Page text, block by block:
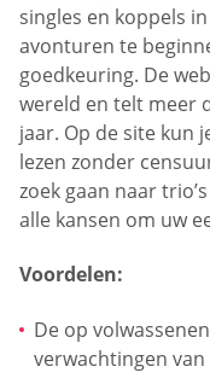
singles en koppels
avonturen te
goedkeuring. De
wereld en telt meer
jaar. Op de site kun
lezen zonder
zoek gaan naar
alle kansen om uw
Voordelen:
De op
verwachtingen